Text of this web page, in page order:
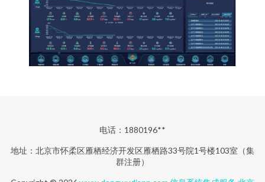
电话：1880196**
地址：北京市怀柔区雁栖经济开发区雁栖路33号院1号楼103室（集
群注册）